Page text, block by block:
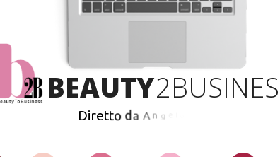
BEAUTY2BUSINES
Diretto da An g